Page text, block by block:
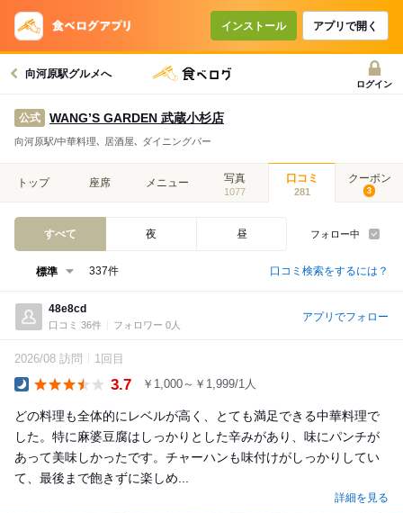
インストール アプリで開く
向河原駅グルメへ
ログイン
公式 WANG’S GARDEN 武蔵小杉店
向河原駅/中華料理､ 居酒屋､ ダイニングバー
トップ 座席 メニュー 写真
1077
口コミ
281
クーポン
3
すべて 夜 昼 フォロー中
337件 口コミ検索をするには？
48e8cd
口コミ 36件 フォロワー 0人
アプリでフォロー
2026/08 訪問 1回目
3.7 ￥1,000～￥1,999/1人
どの料理も全体的にレベルが高く、とても満足できる中華料理で
した。特に麻婆豆腐はしっかりとした辛みがあり、味にパンチが
あって美味しかったです。チャーハンも味付けがしっかりしてい
て、最後まで飽きずに楽しめ...
詳細を見る